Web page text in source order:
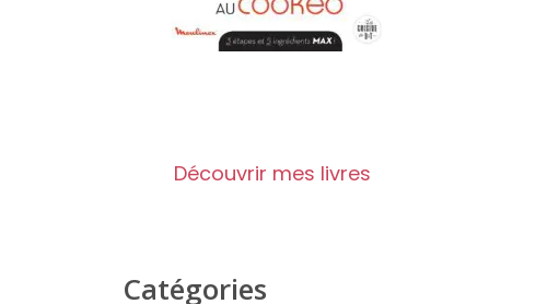
Découvrir mes livres
Catégories